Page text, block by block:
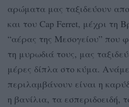
αρώματα μας ταξιδεύουν απο
και του Cap Ferret, μέχρι τη
“αέρας της Μεσογείου” που
τη μυρωδιά τους, μας
μέρες δίπλα στο κύμα.
περιλαμβάνουν είναι η
η βανίλια, τα εσπεριδοειδή,